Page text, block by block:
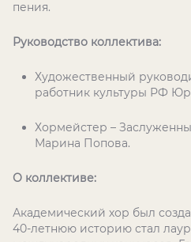
пения.
Руководство коллектива:
Художественный
работник культуры РФ
Хормейстер –
Марина Попова.
О коллективе:
Академический хор был
40-летнюю историю стал